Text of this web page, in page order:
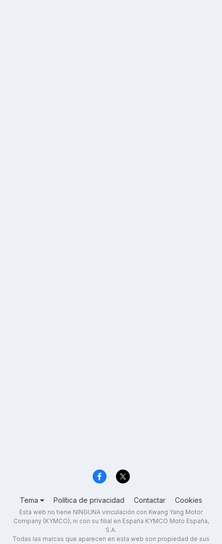
Tema Política de privacidad Contactar Cookies
Esta web no tiene NINGUNA vinculación con Kwang Yang Motor
Company (KYMCO), ni con su filial en España KYMCO Moto España,
S.A.
Todas las marcas que aparecen en esta web son propiedad de sus